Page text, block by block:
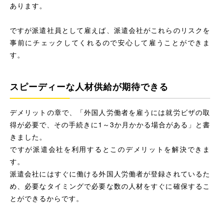
あります。
ですが派遣社員として雇えば、派遣会社がこれらのリスクを
事前にチェックしてくれるので安心して雇うことができま
す。
スピーディーな人材供給が期待できる
デメリットの章で、「外国人労働者を雇うには就労ビザの取
得が必要で、その手続きに1～3か月かかる場合がある」と書
きました。
ですが派遣会社を利用するとこのデメリットを解決できま
す。
派遣会社にはすぐに働ける外国人労働者が登録されているた
め、必要なタイミングで必要な数の人材をすぐに確保するこ
とができるからです。